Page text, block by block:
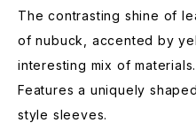
The contrasting shine of
of nubuck, accented by
interesting mix of materials.
Features a uniquely
style sleeves.